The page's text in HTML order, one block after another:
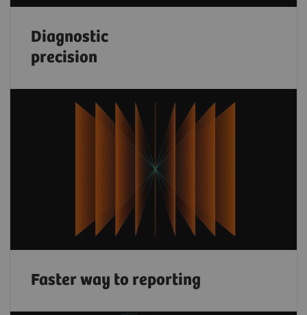
Diagnostic
precision
Faster way to reporting